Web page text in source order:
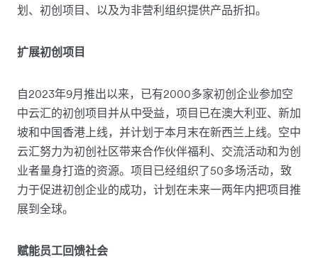
划、初创项目、以及为非营利组织提供产品折扣。
扩展初创项目
自2023年9月推出以来，已有2000多家初创企业参加空
中云汇的初创项目并从中受益，项目已在澳大利亚、新加
坡和中国香港上线，并计划于本月末在新西兰上线。空中
云汇努力为初创社区带来合作伙伴福利、交流活动和为创
业者量身打造的资源。项目已经组织了50多场活动，致
力于促进初创企业的成功，计划在未来一两年内把项目推
展到全球。
赋能员工回馈社会